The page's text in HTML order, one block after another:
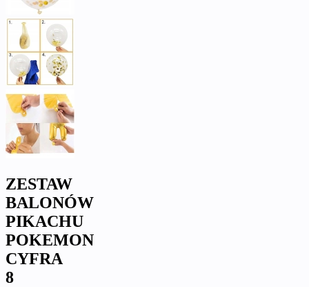
ZESTAW
BALONÓW
PIKACHU
POKEMON
CYFRA
8